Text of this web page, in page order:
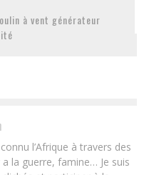
à vent générateur
l’Afrique à travers des
la guerre, famine… Je suis